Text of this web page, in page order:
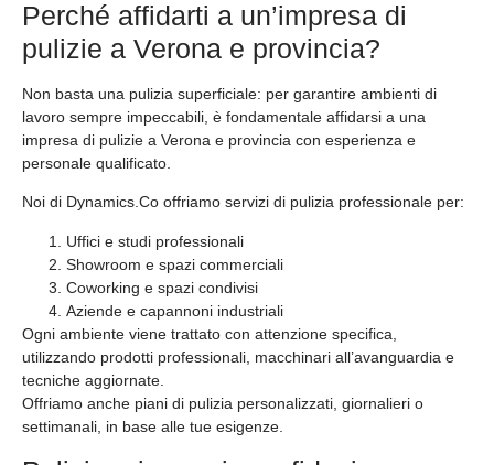
Perché affidarti a un’impresa di
pulizie a Verona e provincia?
Non basta una pulizia superficiale: per garantire ambienti di
lavoro sempre impeccabili, è fondamentale affidarsi a una
impresa di pulizie a Verona e provincia con esperienza e
personale qualificato.
Noi di Dynamics.Co offriamo servizi di pulizia professionale per:
Uffici e studi professionali
Showroom e spazi commerciali
Coworking e spazi condivisi
Aziende e capannoni industriali
Ogni ambiente viene trattato con attenzione specifica,
utilizzando prodotti professionali, macchinari all’avanguardia e
tecniche aggiornate.
Offriamo anche piani di pulizia personalizzati, giornalieri o
settimanali, in base alle tue esigenze.